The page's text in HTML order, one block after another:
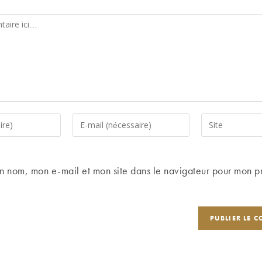
Enter
your
Saisir
l’URL
site
nom, mon e-mail et mon site dans le navigateur pour mon